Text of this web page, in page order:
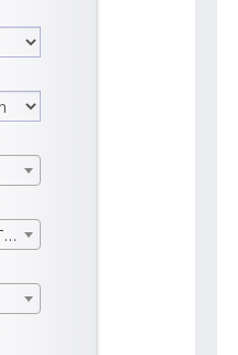
Autor Institucional: Todos